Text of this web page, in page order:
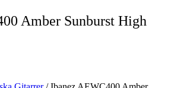
Amber Sunburst High